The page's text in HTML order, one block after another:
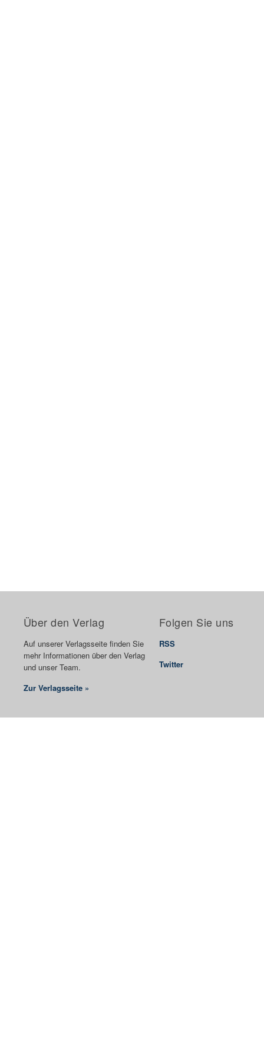
Über den Verlag
Auf unserer Verlagsseite finden Sie
mehr Informationen über den Verlag
und unser Team.
Zur Verlagsseite »
Folgen Sie uns
RSS
Twitter